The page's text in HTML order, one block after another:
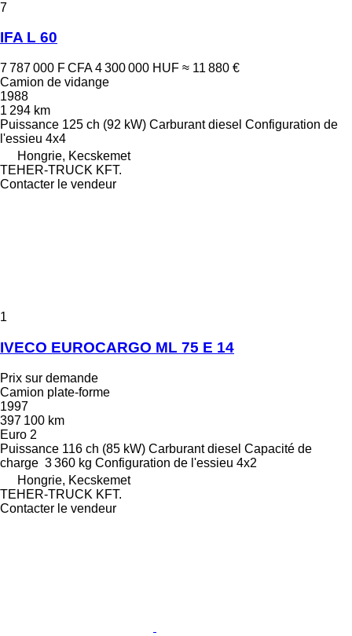
7
IFA L 60
7 787 000 F CFA 4 300 000 HUF ≈ 11 880 €
Camion de vidange
1988
1 294 km
Puissance 125 ch (92 kW) Carburant diesel Configuration de
l'essieu 4x4
Hongrie, Kecskemet
TEHER-TRUCK KFT.
Contacter le vendeur
1
IVECO EUROCARGO ML 75 E 14
Prix sur demande
Camion plate-forme
1997
397 100 km
Euro 2
Puissance 116 ch (85 kW) Carburant diesel Capacité de
charge 3 360 kg Configuration de l'essieu 4x2
Hongrie, Kecskemet
TEHER-TRUCK KFT.
Contacter le vendeur